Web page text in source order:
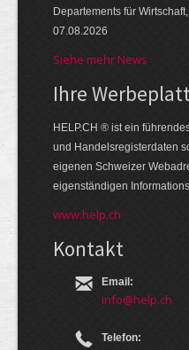
Departements für
07.08.2026
Siehe mehr News
Ihre
HELP.CH ® ist ein
und Handels­register­daten
eige­nen Schweizer
eigen­ständigen
www.help.ch
Kontakt
Email:
info@help.ch
Telefon: